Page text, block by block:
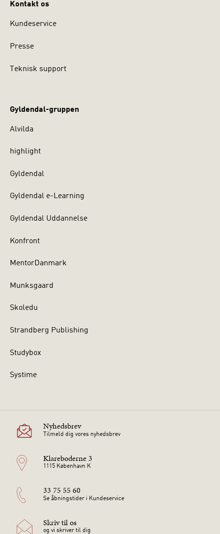
Kontakt os
Kundeservice
Presse
Teknisk support
Gyldendal-gruppen
Alvilda
highlight
Gyldendal
Gyldendal e-Learning
Gyldendal Uddannelse
Konfront
MentorDanmark
Munksgaard
Skoledu
Strandberg Publishing
Studybox
Systime
Nyhedsbrev
Tilmeld dig vores nyhedsbrev
Klareboderne 3
1115 København K
33 75 55 60
Se åbningstider i Kundeservice
Skriv til os
og vi skriver til dig